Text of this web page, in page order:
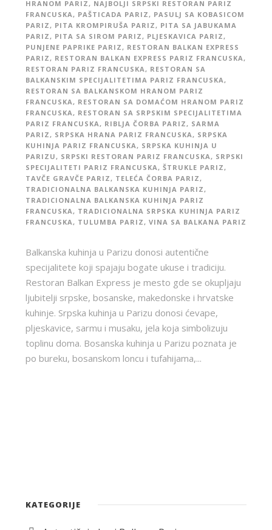
HRANOM PARIZ , NAJBOLJI SRPSKI RESTORAN PARIZ
FRANCUSKA , PAŠTICADA PARIZ , PASULJ SA KOBASICOM
PARIZ , PITA KROMPIRUŠA PARIZ , PITA SA JABUKAMA
PARIZ , PITA SA SIROM PARIZ , PLJESKAVICA PARIZ ,
PUNJENE PAPRIKE PARIZ , RESTORAN BALKAN EXPRESS
PARIZ , RESTORAN BALKAN EXPRESS PARIZ FRANCUSKA ,
RESTORAN PARIZ FRANCUSKA , RESTORAN SA
BALKANSKIM SPECIJALITETIMA PARIZ FRANCUSKA ,
RESTORAN SA BALKANSKOM HRANOM PARIZ
FRANCUSKA , RESTORAN SA DOMAĆOM HRANOM PARIZ
FRANCUSKA , RESTORAN SA SRPSKIM SPECIJALITETIMA
PARIZ FRANCUSKA , RIBLJA ČORBA PARIZ , SARMA
PARIZ , SRPSKA HRANA PARIZ FRANCUSKA , SRPSKA
KUHINJA PARIZ FRANCUSKA , SRPSKA KUHINJA U
PARIZU , SRPSKI RESTORAN PARIZ FRANCUSKA , SRPSKI
SPECIJALITETI PARIZ FRANCUSKA , ŠTRUKLE PARIZ ,
TAVČE GRAVČE PARIZ , TELEĆA ČORBA PARIZ ,
TRADICIONALNA BALKANSKA KUHINJA PARIZ ,
TRADICIONALNA BALKANSKA KUHINJA PARIZ
FRANCUSKA , TRADICIONALNA SRPSKA KUHINJA PARIZ
FRANCUSKA , TULUMBA PARIZ , VINA SA BALKANA PARIZ
Balkanska kuhinja u Parizu donosi autentične
specijalitete koji spajaju bogate ukuse i tradiciju.
Restoran Balkan Express je mesto gde se okupljaju
ljubitelji srpske, bosanske, makedonske i hrvatske
kuhinje. Srpska kuhinja u Parizu donosi ćevape,
pljeskavice, sarmu i musaku, jela koja simbolizuju
toplinu doma. Bosanska kuhinja u Parizu poznata je
po bureku, bosanskom loncu i tufahijama,...
KATEGORIJE